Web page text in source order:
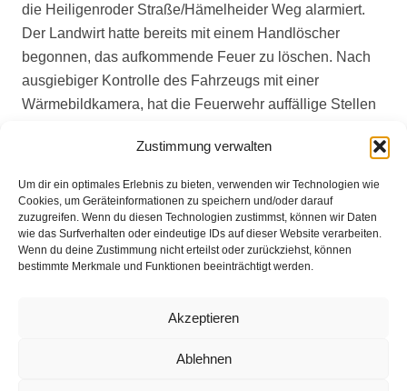
Zustimmung verwalten
Um dir ein optimales Erlebnis zu bieten, verwenden wir Technologien wie
Cookies, um Geräteinformationen zu speichern und/oder darauf
zuzugreifen. Wenn du diesen Technologien zustimmst, können wir Daten
wie das Surfverhalten oder eindeutige IDs auf dieser Website verarbeiten.
Wenn du deine Zustimmung nicht erteilst oder zurückziehst, können
bestimmte Merkmale und Funktionen beeinträchtigt werden.
Akzeptieren
Ablehnen
die Heiligenroder Straße/Hämelheider Weg alarmiert.
Der Landwirt hatte bereits mit einem Handlöscher
begonnen, das aufkommende Feuer zu löschen. Nach
ausgiebiger Kontrolle des Fahrzeugs mit einer
Wärmebildkamera, hat die Feuerwehr auffällige Stellen
Spindel vom Tanklöschfahrzeug gelöscht und die
Der Einsatz konnte nach gut 01:40h beendet werden.
Datenschutz